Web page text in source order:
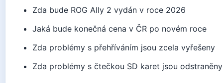
Zda bude ROG Ally 2 vydán v roce 2026
Jaká bude konečná cena v ČR po novém roce
Zda problémy s přehříváním jsou zcela vyřešeny
Zda problémy s čtečkou SD karet jsou